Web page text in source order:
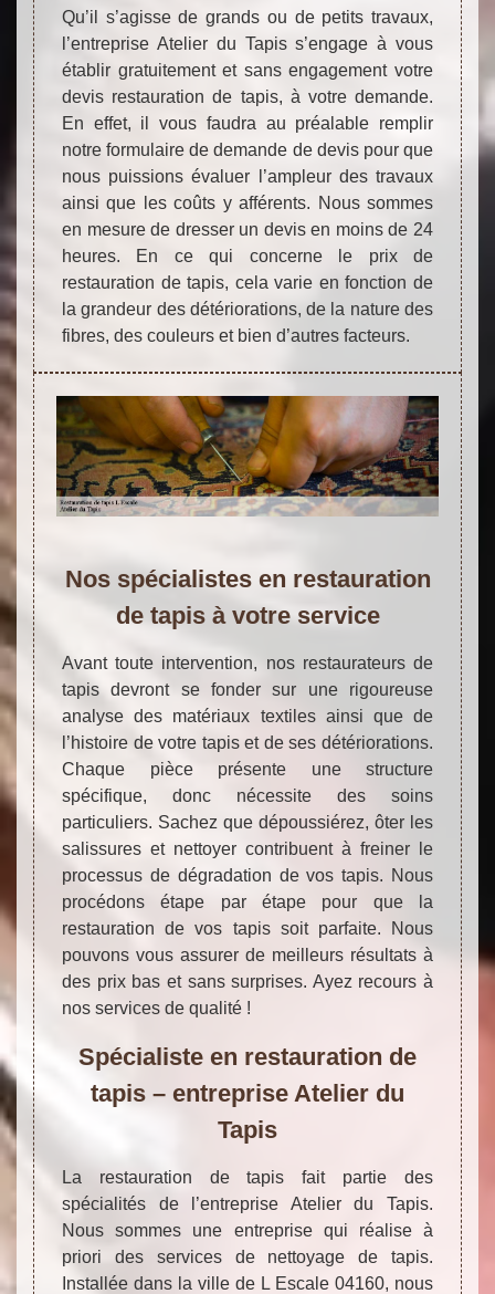
Qu’il s’agisse de grands ou de petits travaux,
l’entreprise Atelier du Tapis s’engage à vous
établir gratuitement et sans engagement votre
devis restauration de tapis, à votre demande.
En effet, il vous faudra au préalable remplir
notre formulaire de demande de devis pour que
nous puissions évaluer l’ampleur des travaux
ainsi que les coûts y afférents. Nous sommes
en mesure de dresser un devis en moins de 24
heures. En ce qui concerne le prix de
restauration de tapis, cela varie en fonction de
la grandeur des détériorations, de la nature des
fibres, des couleurs et bien d’autres facteurs.
Nos spécialistes en restauration
de tapis à votre service
Avant toute intervention, nos restaurateurs de
tapis devront se fonder sur une rigoureuse
analyse des matériaux textiles ainsi que de
l’histoire de votre tapis et de ses détériorations.
Chaque pièce présente une structure
spécifique, donc nécessite des soins
particuliers. Sachez que dépoussiérez, ôter les
salissures et nettoyer contribuent à freiner le
processus de dégradation de vos tapis. Nous
procédons étape par étape pour que la
restauration de vos tapis soit parfaite. Nous
pouvons vous assurer de meilleurs résultats à
des prix bas et sans surprises. Ayez recours à
nos services de qualité !
Spécialiste en restauration de
tapis – entreprise Atelier du
Tapis
La restauration de tapis fait partie des
spécialités de l’entreprise Atelier du Tapis.
Nous sommes une entreprise qui réalise à
priori des services de nettoyage de tapis.
Installée dans la ville de L Escale 04160, nous